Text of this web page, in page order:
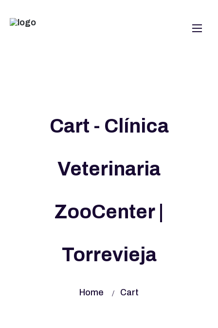
Cart - Clínica
Veterinaria
ZooCenter |
Torrevieja
Home Cart